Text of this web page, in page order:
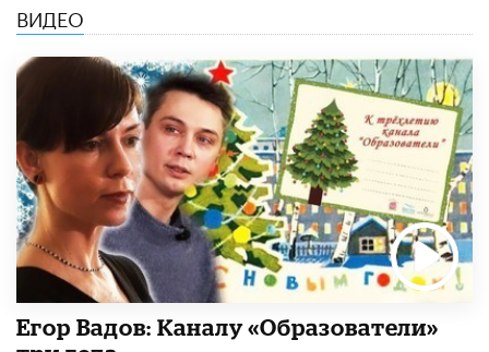
ВИДЕО
Егор Вадов: Каналу «Образователи»